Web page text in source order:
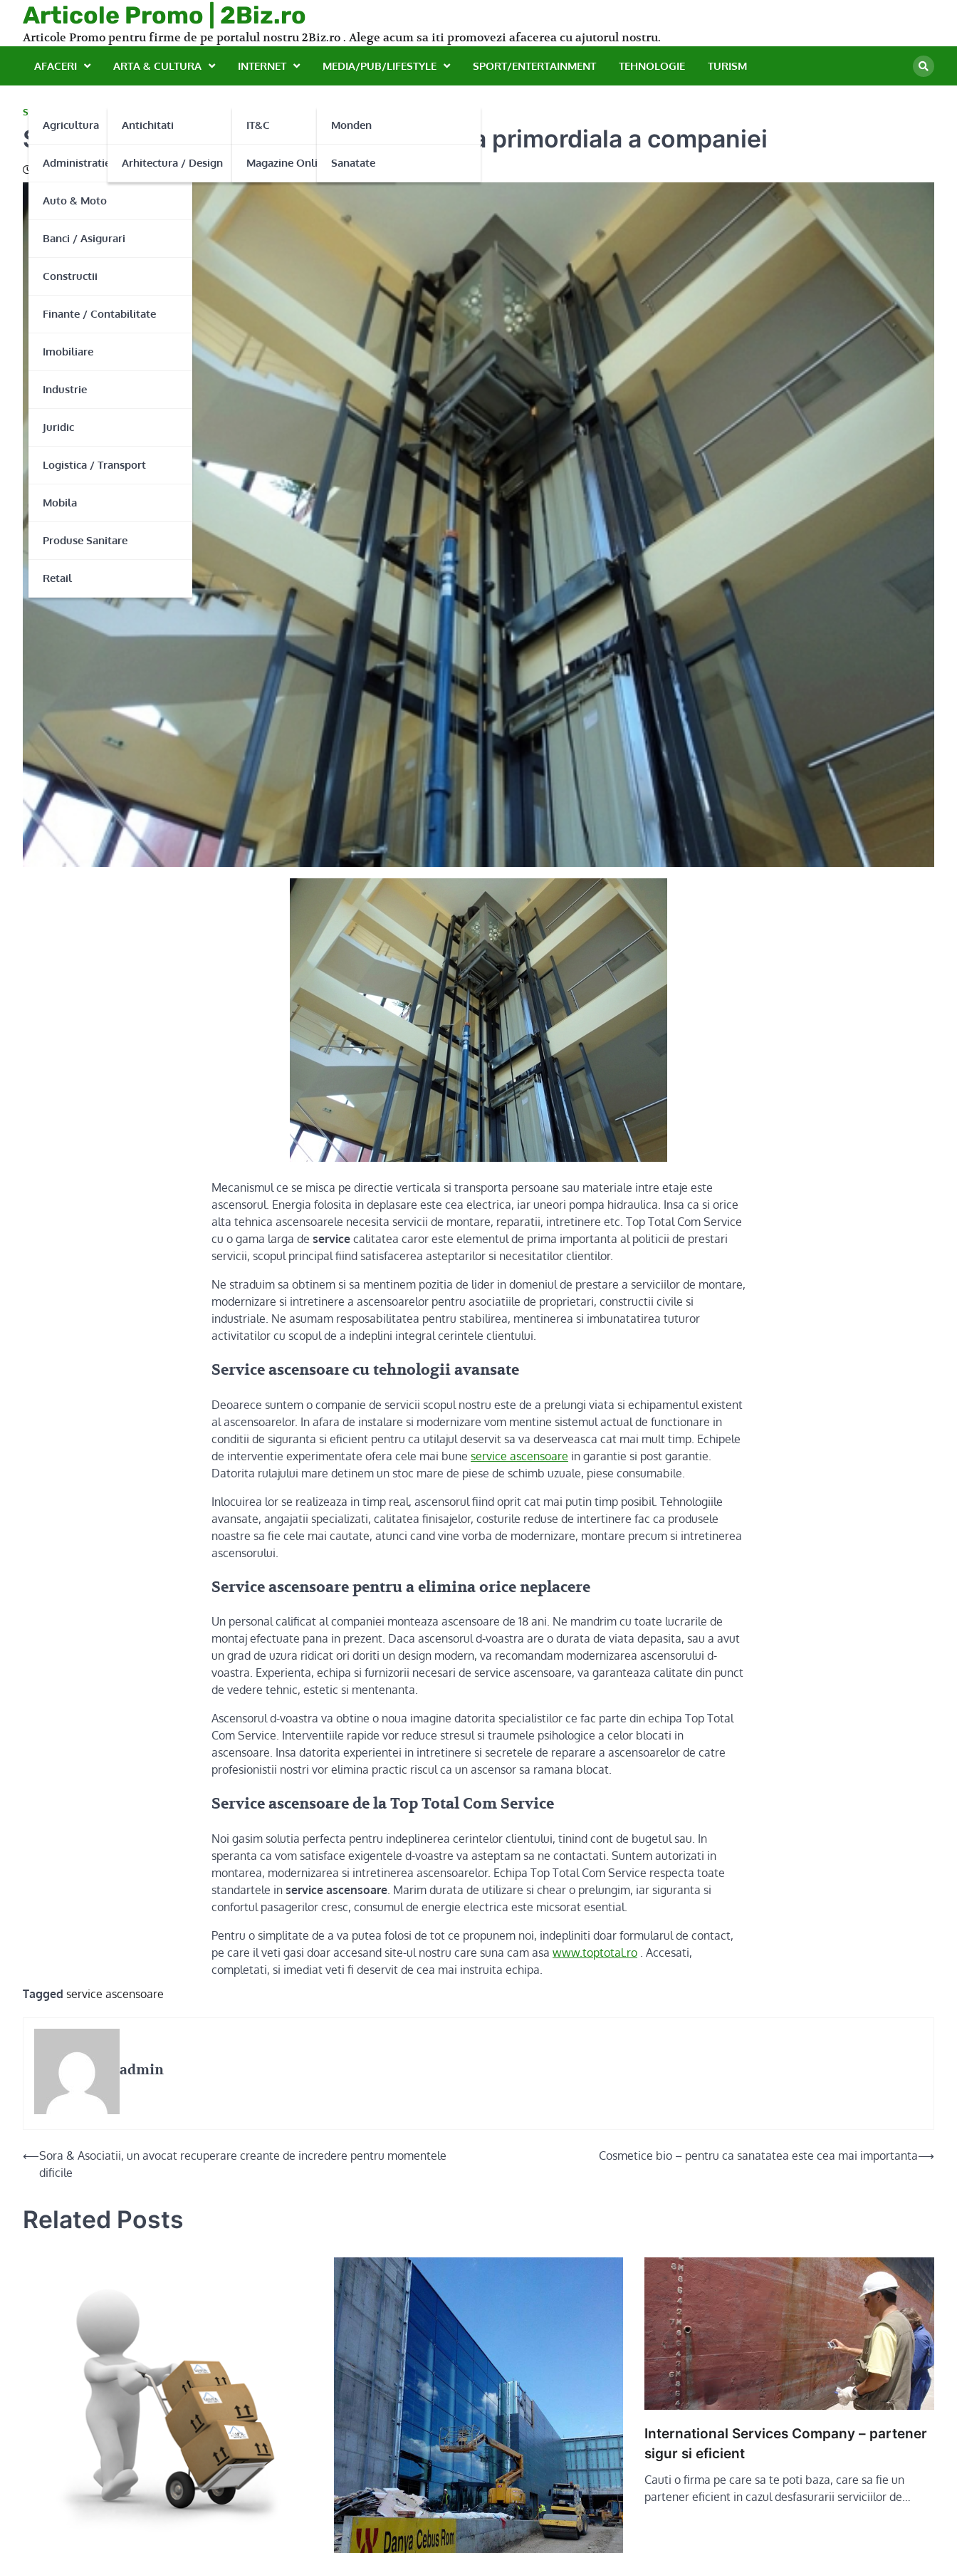
content
Articole Promo | 2Biz.ro
Articole Promo pentru firme de pe portalul nostru 2Biz.ro . Alege acum sa iti promovezi afacerea cu ajutorul nostru.
AFACERI
Agricultura
Administratie Publica
Auto & Moto
Banci / Asigurari
Constructii
Finante / Contabilitate
Imobiliare
Industrie
Juridic
Logistica / Transport
Mobila
Produse Sanitare
Retail
ARTA & CULTURA
Antichitati
Arhitectura / Design
INTERNET
IT&C
Magazine Online
MEDIA/PUB/LIFESTYLE
Monden
Sanatate
SPORT/ENTERTAINMENT TEHNOLOGIE TURISM
SERVICII
Service ascensoare de calitate – politica primordiala a companiei
24/02/2016
Mecanismul ce se misca pe directie verticala si transporta persoane sau materiale intre etaje este
ascensorul. Energia folosita in deplasare este cea electrica, iar uneori pompa hidraulica. Insa ca si orice
alta tehnica ascensoarele necesita servicii de montare, reparatii, intretinere etc. Top Total Com Service
cu o gama larga de service calitatea caror este elementul de prima importanta al politicii de prestari
servicii, scopul principal fiind satisfacerea asteptarilor si necesitatilor clientilor.
Ne straduim sa obtinem si sa mentinem pozitia de lider in domeniul de prestare a serviciilor de montare,
modernizare si intretinere a ascensoarelor pentru asociatiile de proprietari, constructii civile si
industriale. Ne asumam resposabilitatea pentru stabilirea, mentinerea si imbunatatirea tuturor
activitatilor cu scopul de a indeplini integral cerintele clientului.
Service ascensoare cu tehnologii avansate
Deoarece suntem o companie de servicii scopul nostru este de a prelungi viata si echipamentul existent
al ascensoarelor. In afara de instalare si modernizare vom mentine sistemul actual de functionare in
conditii de siguranta si eficient pentru ca utilajul deservit sa va deserveasca cat mai mult timp. Echipele
de interventie experimentate ofera cele mai bune service ascensoare in garantie si post garantie.
Datorita rulajului mare detinem un stoc mare de piese de schimb uzuale, piese consumabile.
Inlocuirea lor se realizeaza in timp real, ascensorul fiind oprit cat mai putin timp posibil. Tehnologiile
avansate, angajatii specializati, calitatea finisajelor, costurile reduse de intertinere fac ca produsele
noastre sa fie cele mai cautate, atunci cand vine vorba de modernizare, montare precum si intretinerea
ascensorului.
Service ascensoare pentru a elimina orice neplacere
Un personal calificat al companiei monteaza ascensoare de 18 ani. Ne mandrim cu toate lucrarile de
montaj efectuate pana in prezent. Daca ascensorul d-voastra are o durata de viata depasita, sau a avut
un grad de uzura ridicat ori doriti un design modern, va recomandam modernizarea ascensorului d-
voastra. Experienta, echipa si furnizorii necesari de service ascensoare, va garanteaza calitate din punct
de vedere tehnic, estetic si mentenanta.
Ascensorul d-voastra va obtine o noua imagine datorita specialistilor ce fac parte din echipa Top Total
Com Service. Interventiile rapide vor reduce stresul si traumele psihologice a celor blocati in
ascensoare. Insa datorita experientei in intretinere si secretele de reparare a ascensoarelor de catre
profesionistii nostri vor elimina practic riscul ca un ascensor sa ramana blocat.
Service ascensoare de la Top Total Com Service
Noi gasim solutia perfecta pentru indeplinerea cerintelor clientului, tinind cont de bugetul sau. In
speranta ca vom satisface exigentele d-voastre va asteptam sa ne contactati. Suntem autorizati in
montarea, modernizarea si intretinerea ascensoarelor. Echipa Top Total Com Service respecta toate
standartele in service ascensoare . Marim durata de utilizare si chear o prelungim, iar siguranta si
confortul pasagerilor cresc, consumul de energie electrica este micsorat esential.
Pentru o simplitate de a va putea folosi de tot ce propunem noi, indepliniti doar formularul de contact,
pe care il veti gasi doar accesand site-ul nostru care suna cam asa www.toptotal.ro . Accesati,
completati, si imediat veti fi deservit de cea mai instruita echipa.
Tagged service ascensoare
admin
Post
navigation
⟵Sora & Asociatii, un avocat recuperare creante de incredere pentru momentele
dificile
Cosmetice bio – pentru ca sanatatea este cea mai importanta⟶
Related Posts
International Services Company – partener
sigur si eficient
Cauti o firma pe care sa te poti baza, care sa fie un
partener eficient in cazul desfasurarii serviciilor de…